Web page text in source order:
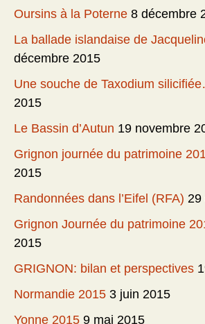
Oursins à la Poterne 8 décembre
La ballade islandaise de
décembre 2015
Une souche de Taxodium
2015
Le Bassin d’Autun 19 novembre
Grignon journée du patrimoine
2015
Randonnées dans l’Eifel (RFA) 29
Grignon Journée du patrimoine
2015
GRIGNON: bilan et perspectives
Normandie 2015 3 juin 2015
Yonne 2015 9 mai 2015